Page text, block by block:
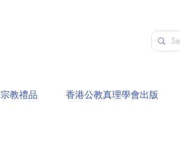
宗教禮品 香港公教真理學會出版